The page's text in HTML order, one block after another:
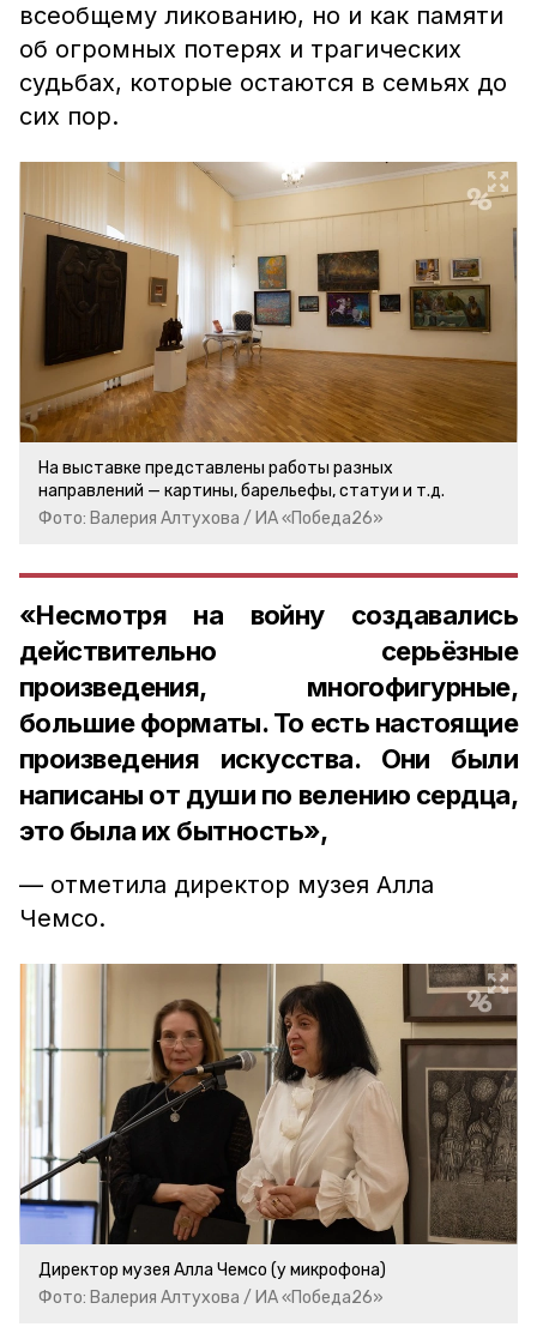
всеобщему ликованию, но и как памяти
об огромных потерях и трагических
судьбах, которые остаются в семьях до
сих пор.
На выставке представлены работы разных
направлений — картины, барельефы, статуи и т.д.
Фото: Валерия Алтухова / ИА «Победа26»
«Несмотря на войну создавались
действительно серьёзные
произведения, многофигурные,
большие форматы. То есть настоящие
произведения искусства. Они были
написаны от души по велению сердца,
это была их бытность»,
— отметила директор музея Алла
Чемсо.
Директор музея Алла Чемсо (у микрофона)
Фото: Валерия Алтухова / ИА «Победа26»